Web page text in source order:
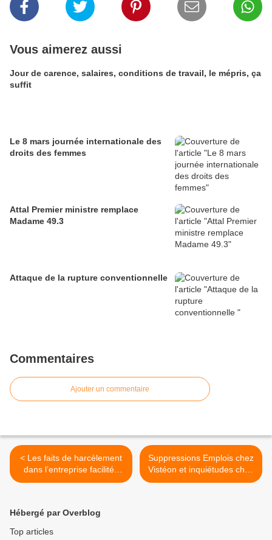
Vous aimerez aussi
Jour de carence, salaires, conditions de travail, le mépris, ça
suffit
Le 8 mars journée internationale des
droits des femmes
Attal Premier ministre remplace
Madame 49.3
Attaque de la rupture conventionnelle
Commentaires
Ajouter un commentaire
< Les faits de harcèlement
dans l’entreprise facilités
par la crise Par Juritravail
Suppressions Emplois chez
Vistéon et inquiétudes chez
Sevelnord (La Voix du
Hébergé par Overblog
Top articles